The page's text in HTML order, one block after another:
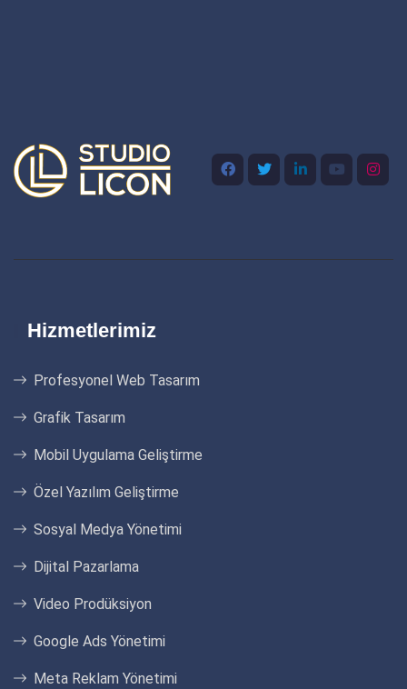
Hizmetlerimiz
Profesyonel Web Tasarım
Grafik Tasarım
Mobil Uygulama Geliştirme
Özel Yazılım Geliştirme
Sosyal Medya Yönetimi
Dijital Pazarlama
Video Prodüksiyon
Google Ads Yönetimi
Meta Reklam Yönetimi